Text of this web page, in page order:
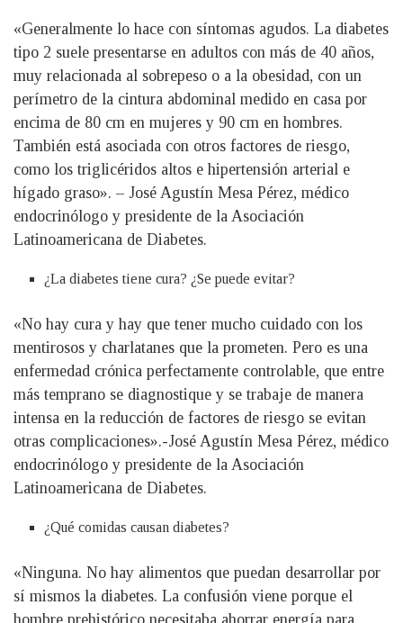
«Generalmente lo hace con síntomas agudos. La diabetes
tipo 2 suele presentarse en adultos con más de 40 años,
muy relacionada al sobrepeso o a la obesidad, con un
perímetro de la cintura abdominal medido en casa por
encima de 80 cm en mujeres y 90 cm en hombres.
También está asociada con otros factores de riesgo,
como los triglicéridos altos e hipertensión arterial e
hígado graso». – José Agustín Mesa Pérez, médico
endocrinólogo y presidente de la Asociación
Latinoamericana de Diabetes.
¿La diabetes tiene cura? ¿Se puede evitar?
«No hay cura y hay que tener mucho cuidado con los
mentirosos y charlatanes que la prometen. Pero es una
enfermedad crónica perfectamente controlable, que entre
más temprano se diagnostique y se trabaje de manera
intensa en la reducción de factores de riesgo se evitan
otras complicaciones».-José Agustín Mesa Pérez, médico
endocrinólogo y presidente de la Asociación
Latinoamericana de Diabetes.
¿Qué comidas causan diabetes?
«Ninguna. No hay alimentos que puedan desarrollar por
sí mismos la diabetes. La confusión viene porque el
hombre prehistórico necesitaba ahorrar energía para